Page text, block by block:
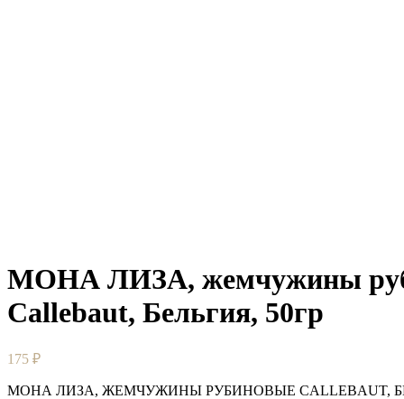
МОНА ЛИЗА, жемчужины
Callebaut, Бельгия, 50гр
175 ₽
МОНА ЛИЗА, ЖЕМЧУЖИНЫ РУБИНОВЫЕ CALLEBAUT,